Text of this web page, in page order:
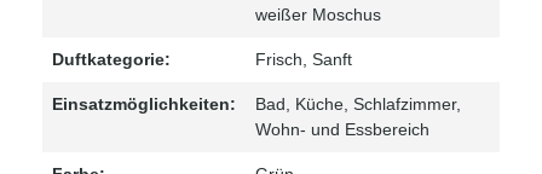
weißer Moschus
Duftkategorie: Frisch , Sanft
Einsatzmöglichkeiten: Bad , Küche , Schlafzimmer,
Wohn- und Essbereich